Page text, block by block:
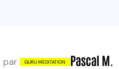
par Pascal M.